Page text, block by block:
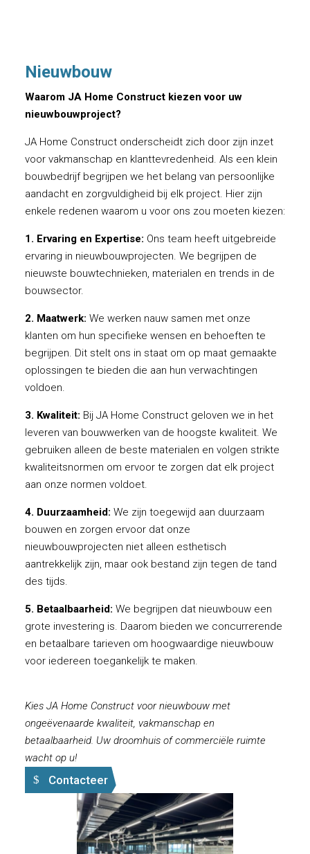
Nieuwbouw
Waarom JA Home Construct kiezen voor uw
nieuwbouwproject?
JA Home Construct onderscheidt zich door zijn inzet
voor vakmanschap en klanttevredenheid. Als een klein
bouwbedrijf begrijpen we het belang van persoonlijke
aandacht en zorgvuldigheid bij elk project. Hier zijn
enkele redenen waarom u voor ons zou moeten kiezen:
1. Ervaring en Expertise: Ons team heeft uitgebreide
ervaring in nieuwbouwprojecten. We begrijpen de
nieuwste bouwtechnieken, materialen en trends in de
bouwsector.
2. Maatwerk: We werken nauw samen met onze
klanten om hun specifieke wensen en behoeften te
begrijpen. Dit stelt ons in staat om op maat gemaakte
oplossingen te bieden die aan hun verwachtingen
voldoen.
3. Kwaliteit: Bij JA Home Construct geloven we in het
leveren van bouwwerken van de hoogste kwaliteit. We
gebruiken alleen de beste materialen en volgen strikte
kwaliteitsnormen om ervoor te zorgen dat elk project
aan onze normen voldoet.
4. Duurzaamheid: We zijn toegewijd aan duurzaam
bouwen en zorgen ervoor dat onze
nieuwbouwprojecten niet alleen esthetisch
aantrekkelijk zijn, maar ook bestand zijn tegen de tand
des tijds.
5. Betaalbaarheid: We begrijpen dat nieuwbouw een
grote investering is. Daarom bieden we concurrerende
en betaalbare tarieven om hoogwaardige nieuwbouw
voor iedereen toegankelijk te maken.
Kies JA Home Construct voor nieuwbouw met
ongeëvenaarde kwaliteit, vakmanschap en
betaalbaarheid. Uw droomhuis of commerciële ruimte
wacht op u!
Contacteer